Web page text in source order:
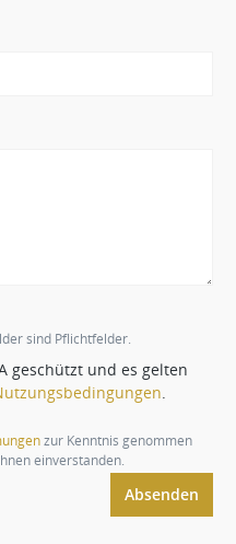
sind Pflichtfelder.
geschützt und es gelten
zur Kenntnis genommen
einverstanden.
Absenden